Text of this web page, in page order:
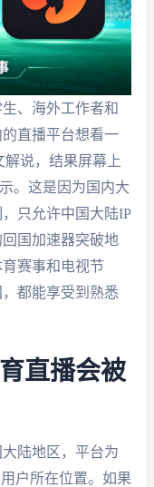
、海外工作者和
直播平台想看一
说，结果屏幕上
。这是因为国内大
只允许中国大陆IP
国加速器突破地
赛事和电视节
都能享受到熟悉
直播会被
陆地区，平台为
户所在位置。如果